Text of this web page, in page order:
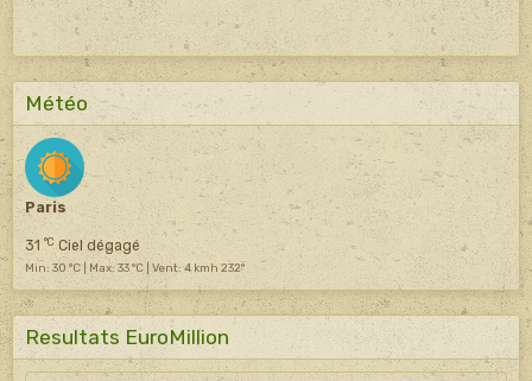
Météo
Paris
31 °C Ciel dégagé
Min: 30 °C | Max: 33 °C | Vent: 4 kmh 232°
Resultats EuroMillion